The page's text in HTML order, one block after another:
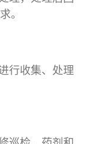
。
行收集、处理